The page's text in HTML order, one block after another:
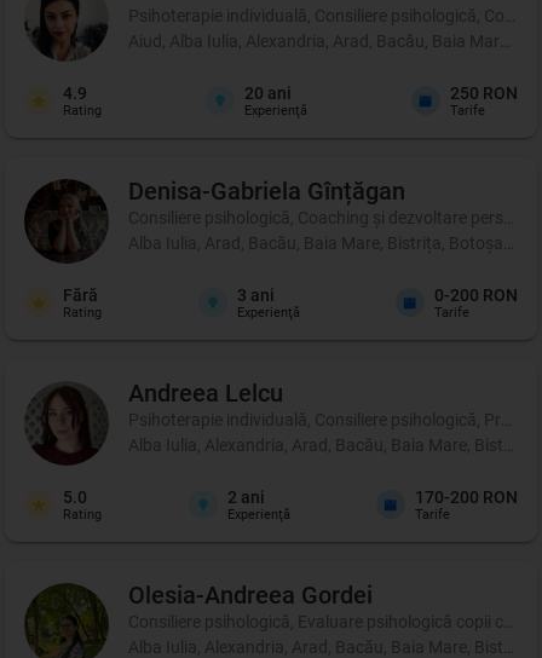
Psihoterapie individuală, Consiliere psihologică,
Aiud, Alba Iulia, Alexandria, Arad, Bacău, Baia Mare,
4.9
Rating
20 ani
Experienţă
250 RON
Tarife
Denisa-Gabriela Gînțăgan
Consiliere psihologică, Coaching şi dezvoltare
Alba Iulia, Arad, Bacău, Baia Mare, Bistrița, Botoșani,
Fără
Rating
3 ani
Experienţă
0-200 RON
Tarife
Andreea Lelcu
Psihoterapie individuală, Consiliere psihologică, Profil
Alba Iulia, Alexandria, Arad, Bacău, Baia Mare,
5.0
Rating
2 ani
Experienţă
170-200 RON
Tarife
Olesia-Andreea Gordei
Consiliere psihologică, Evaluare psihologică copii cu
Alba Iulia, Alexandria, Arad, Bacău, Baia Mare,